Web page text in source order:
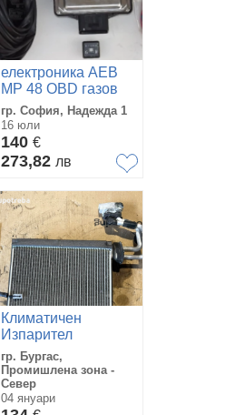
електроника AEB
MP 48 OBD газов
инжекцион
комплект АЕВ МР
48 ОБД
гр. София, Надежда 1
16 юли
140 €
273,82 лв
Климатичен
Изпарител
05U31H2504B
Toyota GT86 2018
Subaru BRZ
гр. Бургас,
Промишлена зона -
Север
04 януари